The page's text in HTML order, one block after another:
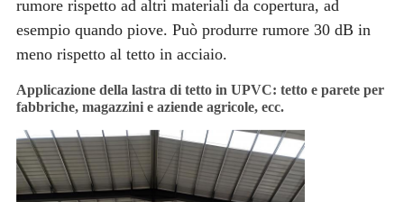
rumore rispetto ad altri materiali da copertura, ad
esempio quando piove. Può produrre rumore 30 dB in
meno rispetto al tetto in acciaio.
Applicazione della lastra di tetto in UPVC: tetto e parete per
fabbriche, magazzini e aziende agricole, ecc.